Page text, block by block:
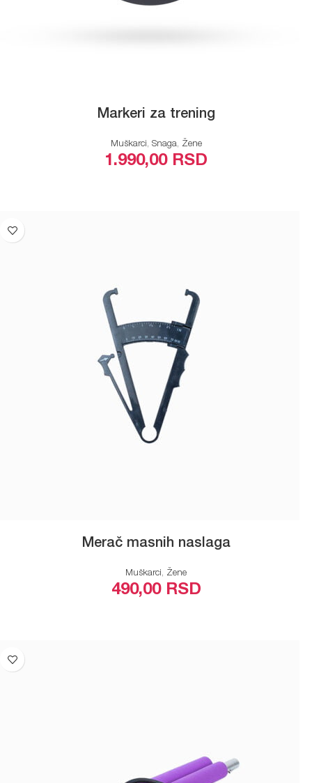
Markeri za trening
Muškarci, Snaga, Žene
1.990,00 RSD
Merač masnih naslaga
Muškarci, Žene
490,00 RSD